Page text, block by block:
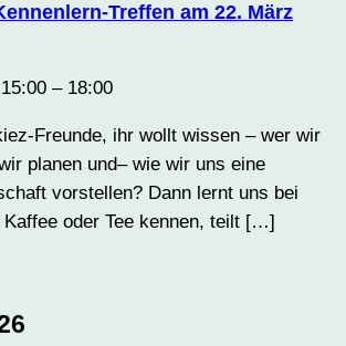
Treffen am 22. März
– 18:00
Freunde, ihr wollt wissen – wer wir
planen und– wie wir uns eine
vorstellen? Dann lernt uns bei
Kaffee oder Tee kennen, teilt […]